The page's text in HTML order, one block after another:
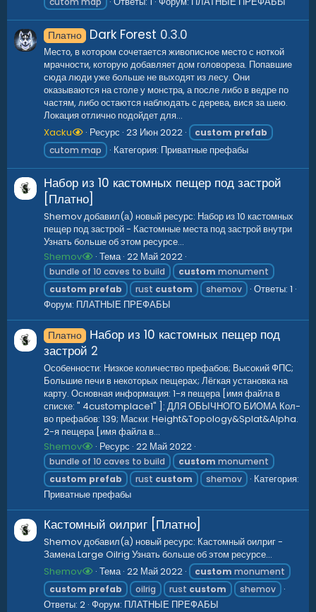
Платно Dark Forest 0.3.0
Место, в котором сочетается живописное место с ноткой
мрачности, которую добавляет дом головореза. Попавшие
сюда люди уже больше не выходят из лесу. Они
оказываются на столе у монстра, а после либо в ведре по
частям, либо остаются наблюдать с дерева, вися за шею.
Локация отлично подойдет для...
Xacku
Ресурс 23 Июн 2022 custom prefab
cutom map
Категория: Приватные префабы
Набор из 10 кастомных пещер под застрой
[Платно]
Shemov добавил(а) новый ресурс: Набор из 10 кастомных
пещер под застрой - Кастомные места под застрой внутри
Узнать больше об этом ресурсе...
Shemov
Тема 22 Май 2022
bundle of 10 caves to build custom monument
custom prefab rust custom shemov
Ответы: 1
Форум: ПЛАТНЫЕ ПРЕФАБЫ
Платно
Набор из 10 кастомных пещер под
застрой 2
Особенности: Низкое количество префабов; Высокий ФПС;
Большие печи в некоторых пещерах; Лёгкая установка на
карту. Основная информация: 1-я пещера [имя файла в
списке: " 4customplace1" ]: ДЛЯ ОБЫЧНОГО БИОМА Кол-
во префабов: 139; Маски: Height&Topology&Splat&Alpha.
2-я пещера [имя файла в...
Shemov
Ресурс 22 Май 2022
bundle of 10 caves to build custom monument
custom prefab rust custom shemov
Категория:
Приватные префабы
Кастомный оилриг [Платно]
Shemov добавил(а) новый ресурс: Кастомный оилриг -
Замена Large Oilrig Узнать больше об этом ресурсе...
Shemov
Тема 22 Май 2022 custom monument
custom prefab oilrig rust custom shemov
Ответы: 2 Форум: ПЛАТНЫЕ ПРЕФАБЫ